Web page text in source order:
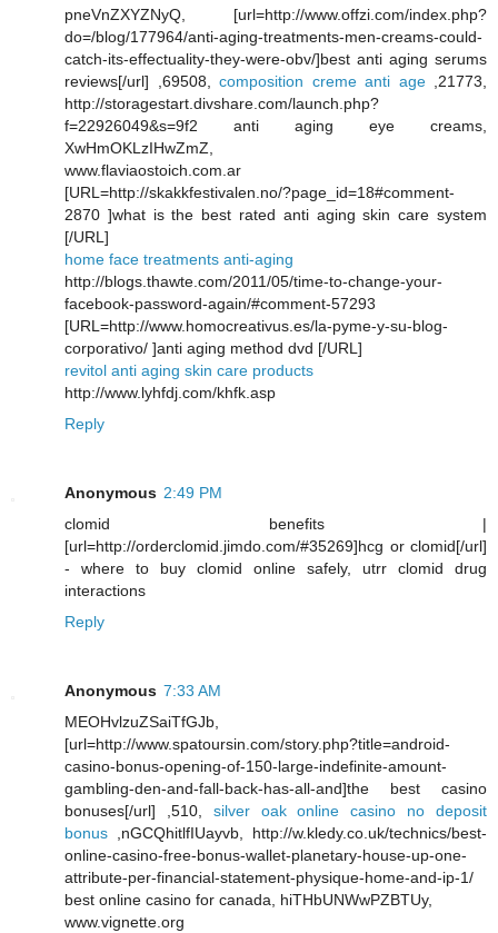
pneVnZXYZNyQ, [url=http://www.offzi.com/index.php?
do=/blog/177964/anti-aging-treatments-men-creams-could-
catch-its-effectuality-they-were-obv/]best anti aging serums
reviews[/url] ,69508, composition creme anti age,21773,
http://storagestart.divshare.com/launch.php?
f=22926049&s=9f2 anti aging eye creams,
XwHmOKLzIHwZmZ,
www.flaviaostoich.com.ar
[URL=http://skakkfestivalen.no/?page_id=18#comment-
2870 ]what is the best rated anti aging skin care system
[/URL]
home face treatments anti-aging
http://blogs.thawte.com/2011/05/time-to-change-your-
facebook-password-again/#comment-57293
[URL=http://www.homocreativus.es/la-pyme-y-su-blog-
corporativo/ ]anti aging method dvd [/URL]
revitol anti aging skin care products
http://www.lyhfdj.com/khfk.asp
Reply
Anonymous 2:49 PM
clomid benefits |
[url=http://orderclomid.jimdo.com/#35269]hcg or clomid[/url]
- where to buy clomid online safely, utrr clomid drug
interactions
Reply
Anonymous 7:33 AM
MEOHvlzuZSaiTfGJb,
[url=http://www.spatoursin.com/story.php?title=android-
casino-bonus-opening-of-150-large-indefinite-amount-
gambling-den-and-fall-back-has-all-and]the best casino
bonuses[/url] ,510, silver oak online casino no deposit
bonus ,nGCQhitlfIUayvb, http://w.kledy.co.uk/technics/best-
online-casino-free-bonus-wallet-planetary-house-up-one-
attribute-per-financial-statement-physique-home-and-ip-1/
best online casino for canada, hiTHbUNWwPZBTUy,
www.vignette.org